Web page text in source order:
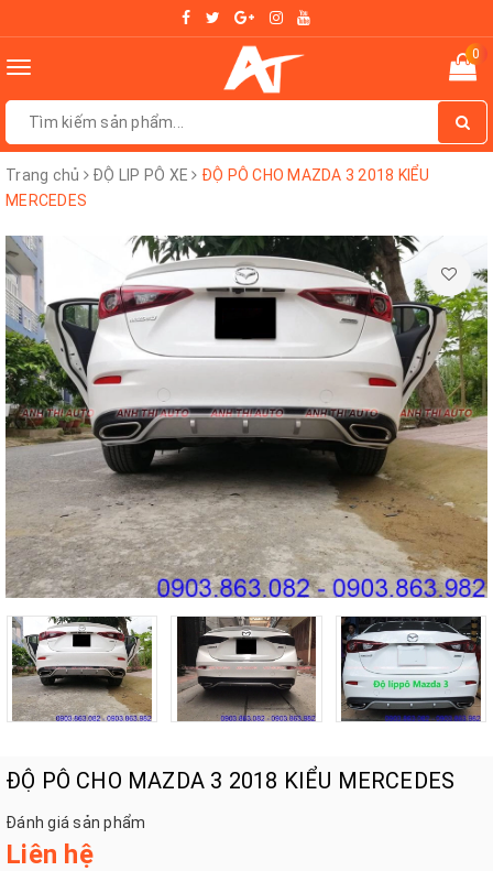
Toggle
0
Trang chủ ĐỘ LIP PÔ XE
ĐỘ PÔ CHO MAZDA 3 2018 KIỂU
MERCEDES
ĐỘ PÔ CHO MAZDA 3 2018 KIỂU MERCEDES
Đánh giá sản phẩm
Liên hệ